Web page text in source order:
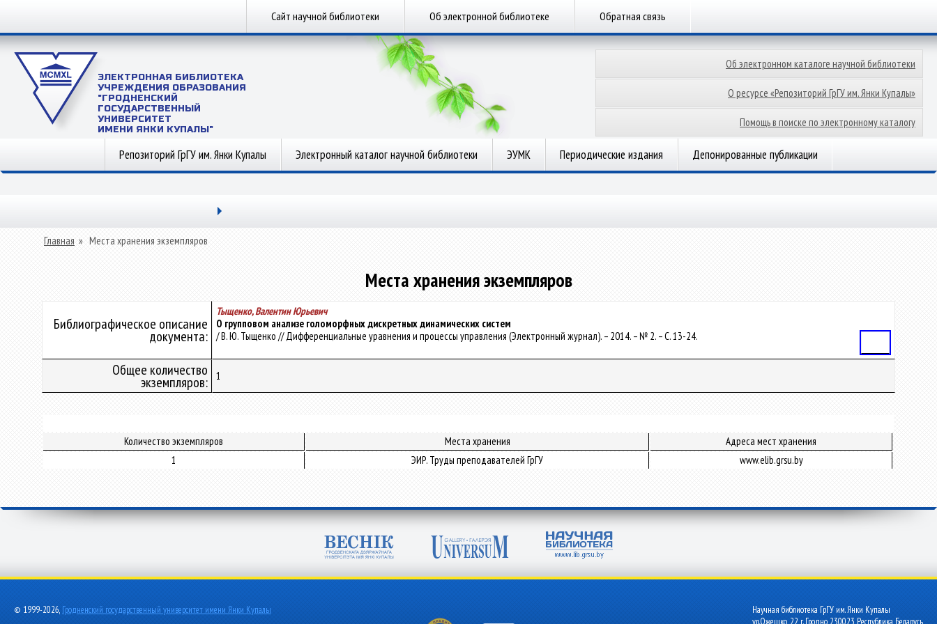
Сайт научной библиотеки Об электронной библиотеке Обратная связь
ЭЛЕКТРОННАЯ БИБЛИОТЕКА
УЧРЕЖДЕНИЯ ОБРАЗОВАНИЯ
"ГРОДНЕНСКИЙ
ГОСУДАРСТВЕННЫЙ
УНИВЕРСИТЕТ
ИМЕНИ ЯНКИ КУПАЛЫ"
Об электронном каталоге научной библиотеки
О ресурсе «Репозиторий ГрГУ им. Янки Купалы»
Помощь в поиске по электронному каталогу
Репозиторий ГрГУ им. Янки Купалы Электронный каталог научной библиотеки ЭУМК Периодические издания Депонированные публикации
Главная » Места хранения экземпляров
Места хранения экземпляров
Библиографическое описание
документа:
Тыщенко, Валентин Юрьевич
О групповом анализе голоморфных дискретных динамических систем
/ В. Ю. Тыщенко // Дифференциальные уравнения и процессы управления (Электронный журнал). – 2014. – № 2. – С. 13-24.
Общее количество
экземпляров: 1
Количество экземпляров Места хранения
Адреса мест хранения
1
ЭИР. Труды преподавателей ГрГУ www.elib.grsu.by
© 1999-2026, Гродненский государственный университет имени Янки Купалы
Научная библиотека ГрГУ им. Янки Купалы
ул.Ожешко, 22 г. Гродно 230023 Республика Беларусь